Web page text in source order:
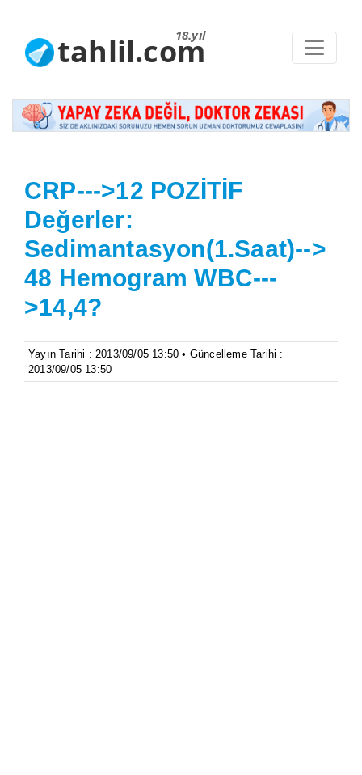
18.yıl
tahlil.com
CRP--->12 POZİTİF
Değerler:
Sedimantasyon(1.Saat)-->
48 Hemogram WBC---
>14,4?
Yayın Tarihi : 2013/09/05 13:50 • Güncelleme Tarihi :
2013/09/05 13:50